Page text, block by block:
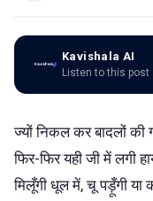
Kavishala AI
Listen to this post
ज्यों निकल कर बादलों
फिर-फिर यही जी में लगी
मिलूँगी धूल में, चू पड़ूँगी